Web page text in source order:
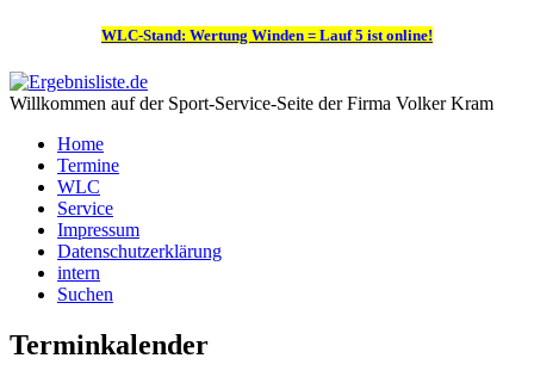
WLC-Stand: Wertung Winden = Lauf 5 ist online!
Willkommen auf der Sport-Service-Seite der Firma Volker Kram
Home
Termine
WLC
Service
Impressum
Datenschutzerklärung
intern
Suchen
Terminkalender